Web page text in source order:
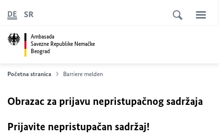
Ambasada
Savezne Republike Nemačke
Beograd
DE SR
Početna stranica Barriere melden
Obrazac za prijavu nepristupačnog sadržaja
Prijavite nepristupačan sadržaj!